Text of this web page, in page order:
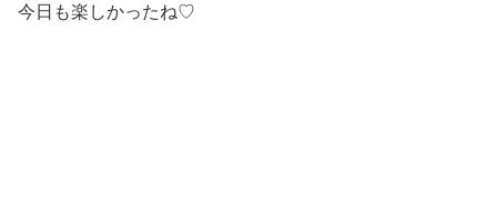
今日も楽しかったね♡